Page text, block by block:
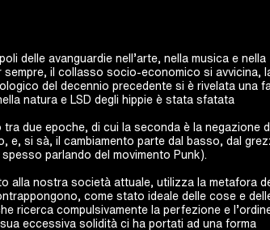
delle avanguardie nell’arte, nella musica e nella
il collasso socio-economico si avvicina,
del decennio precedente si è rivelata una
natura e LSD degli hippie è stata sfatata
due epoche, di cui la seconda è la negazione
e, si sà, il cambiamento parte dal basso, dal
parlando del movimento Punk).
alla nostra società attuale, utilizza la metafora
come stato ideale delle cose e
ricerca compulsivamente la perfezione e l’ordine.
eccessiva solidità ci ha portati ad una forma